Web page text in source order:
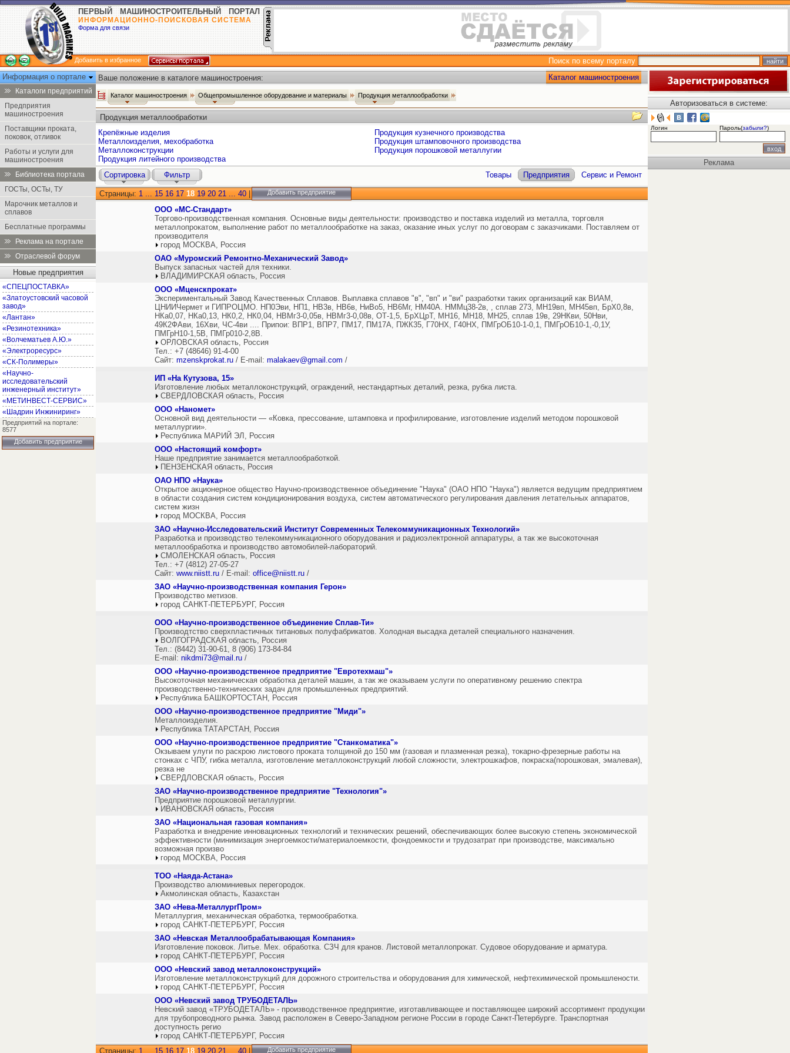
ПЕРВЫЙ МАШИНОСТРОИТЕЛЬНЫЙ ПОРТАЛ
ИНФОРМАЦИОННО-ПОИСКОВАЯ СИСТЕМА
Форма для связи
Добавить в избранное
Поиск по всему порталу
Информация о портале
Каталоги предприятий
Предприятия
машиностроения
Поставщики проката,
поковок, отливок
Работы и услуги для
машиностроения
Библиотека портала
ГОСТы, ОСТы, ТУ
Марочник металлов и
сплавов
Бесплатные программы
Реклама на портале
Отраслевой форум
Новые предприятия
«СПЕЦПОСТАВКА»
«Златоустовский часовой
завод»
«Лантан»
«Резинотехника»
«Волчематьев А.Ю.»
«Электроресурс»
«СК-Полимеры»
«Научно-
исследовательский
инженерный институт»
«МЕТИНВЕСТ-СЕРВИС»
«Шадрин Инжиниринг»
Предприятий на портале:
8577
Добавить предприятие
Ваше положение в каталоге машиностроения: Каталог машиностроения
Каталог машиностроения Общепромышленное оборудование и материалы Продукция металлообработки
Продукция металлообработки
Крепёжные изделия
Металлоизделия, мехобработка
Металлоконструкции
Продукция литейного производства
Продукция кузнечного производства
Продукция штамповочного производства
Продукция порошковой металлугии
Сортировка Фильтр Товары Предприятия Сервис и Ремонт
Страницы: 1 ... 15 16 17 18 19 20 21 ... 40 Добавить предприятие
ООО «МС-Стандарт»
Торгово-производственная компания. Основные виды деятельности: производство и поставка изделий из металла, торговля
металлопрокатом, выполнение работ по металлообработке на заказ, оказание иных услуг по договорам с заказчиками. Поставляем от
производителя
город МОСКВА, Россия
ОАО «Муромский Ремонтно-Механический Завод»
Выпуск запасных частей для техники.
ВЛАДИМИРСКАЯ область, Россия
ООО «Мценскпрокат»
Экспериментальный Завод Качественных Сплавов. Выплавка сплавов "в", "вп" и "ви" разработки таких организаций как ВИАМ,
ЦНИИЧермет и ГИПРОЦМО. НП0Эви, НП1, НВ3в, НВ6в, НиВо5, НВ6Мг, НМ40А. НММц38-2в, , сплав 273, МН19вп, МН45вп, БрХ0,8в,
НКа0,07, НКа0,13, НК0,2, НК0,04, НВМг3-0,05в, НВМг3-0,08в, ОТ-1,5, БрХЦрТ, МН16, МН18, МН25, сплав 19в, 29НКви, 50Нви,
49К2ФАви, 16Хви, ЧС-4ви .... Припои: ВПР1, ВПР7, ПМ17, ПМ17А, ПЖК35, Г70НХ, Г40НХ, ПМГрОБ10-1-0,1, ПМГрОБ10-1,-0,1У,
ПМГрН10-1,5В, ПМГр010-2,8В.
ОРЛОВСКАЯ область, Россия
Тел.: +7 (48646) 91-4-00
Сайт: mzenskprokat.ru / E-mail: malakaev@gmail.com /
ИП «На Кутузова, 15»
Изготовление любых металлоконструкций, ограждений, нестандартных деталий, резка, рубка листа.
СВЕРДЛОВСКАЯ область, Россия
ООО «Наномет»
Основной вид деятельности — «Ковка, прессование, штамповка и профилирование, изготовление изделий методом порошковой
металлургии».
Республика МАРИЙ ЭЛ, Россия
ООО «Настоящий комфорт»
Наше предприятие занимается металлообработкой.
ПЕНЗЕНСКАЯ область, Россия
ОАО НПО «Наука»
Открытое акционерное общество Научно-производственное объединение "Наука" (ОАО НПО "Наука") является ведущим предприятием
в области создания систем кондиционирования воздуха, систем автоматического регулирования давления летательных аппаратов,
систем жизн
город МОСКВА, Россия
ЗАО «Научно-Исследовательский Институт Современных Телекоммуникационных Технологий»
Разработка и производство телекоммуникационного оборудования и радиоэлектронной аппаратуры, а так же высокоточная
металлообработка и производство автомобилей-лабораторий.
СМОЛЕНСКАЯ область, Россия
Тел.: +7 (4812) 27-05-27
Сайт: www.niistt.ru / E-mail: office@niistt.ru /
ЗАО «Научно-производственная компания Герон»
Производство метизов.
город САНКТ-ПЕТЕРБУРГ, Россия
ООО «Научно-производственное объединение Сплав-Ти»
Производтство сверхпластичных титановых полуфабрикатов. Холодная высадка деталей специального назначения.
ВОЛГОГРАДСКАЯ область, Россия
Тел.: (8442) 31-90-61, 8 (906) 173-84-84
E-mail: nikdmi73@mail.ru /
ООО «Научно-производственное предприятие "Евротехмаш"»
Высокоточная механическая обработка деталей машин, а так же оказываем услуги по оперативному решению спектра
производственно-технических задач для промышленных предприятий.
Республика БАШКОРТОСТАН, Россия
ООО «Научно-производственное предприятие "Миди"»
Металлоизделия.
Республика ТАТАРСТАН, Россия
ООО «Научно-производственное предприятие "Станкоматика"»
Окзываем улуги по раскрою листового проката толщиной до 150 мм (газовая и плазменная резка), токарно-фрезерные работы на
стонках с ЧПУ, гибка металла, изготовление металлоконструкций любой сложности, электрошкафов, покраска(порошковая, эмалевая),
резка не
СВЕРДЛОВСКАЯ область, Россия
ЗАО «Научно-производственное предприятие "Технология"»
Предприятие порошковой металлургии.
ИВАНОВСКАЯ область, Россия
ЗАО «Национальная газовая компания»
Разработка и внедрение инновационных технологий и технических решений, обеспечивающих более высокую степень экономической
эффективности (минимизация энергоемкости/материалоемкости, фондоемкости и трудозатрат при производстве, максимально
возможная произво
город МОСКВА, Россия
ТОО «Наяда-Астана»
Производство алюминиевых перегородок.
Акмолинская область, Казахстан
ЗАО «Нева-МеталлургПром»
Металлургия, механическая обработка, термообработка.
город САНКТ-ПЕТЕРБУРГ, Россия
ЗАО «Невская Металлообрабатывающая Компания»
Изготовление поковок. Литье. Мех. обработка. СЗЧ для кранов. Листовой металлопрокат. Судовое оборудование и арматура.
город САНКТ-ПЕТЕРБУРГ, Россия
ООО «Невский завод металлоконструкций»
Изготовление металлоконструкций для дорожного строительства и оборудования для химической, нефтехимической промышлености.
город САНКТ-ПЕТЕРБУРГ, Россия
ООО «Невский завод ТРУБОДЕТАЛЬ»
Невский завод «ТРУБОДЕТАЛЬ» - производственное предприятие, изготавливающее и поставляющее широкий ассортимент продукции
для трубопроводного рынка. Завод расположен в Северо-Западном регионе России в городе Санкт-Петербурге. Транспортная
доступность регио
город САНКТ-ПЕТЕРБУРГ, Россия
Страницы: 1 15 16 17 18 19 20 21 40 Добавить предприятие
Авторизоваться в системе:
Логин Пароль(забыли?)
Реклама